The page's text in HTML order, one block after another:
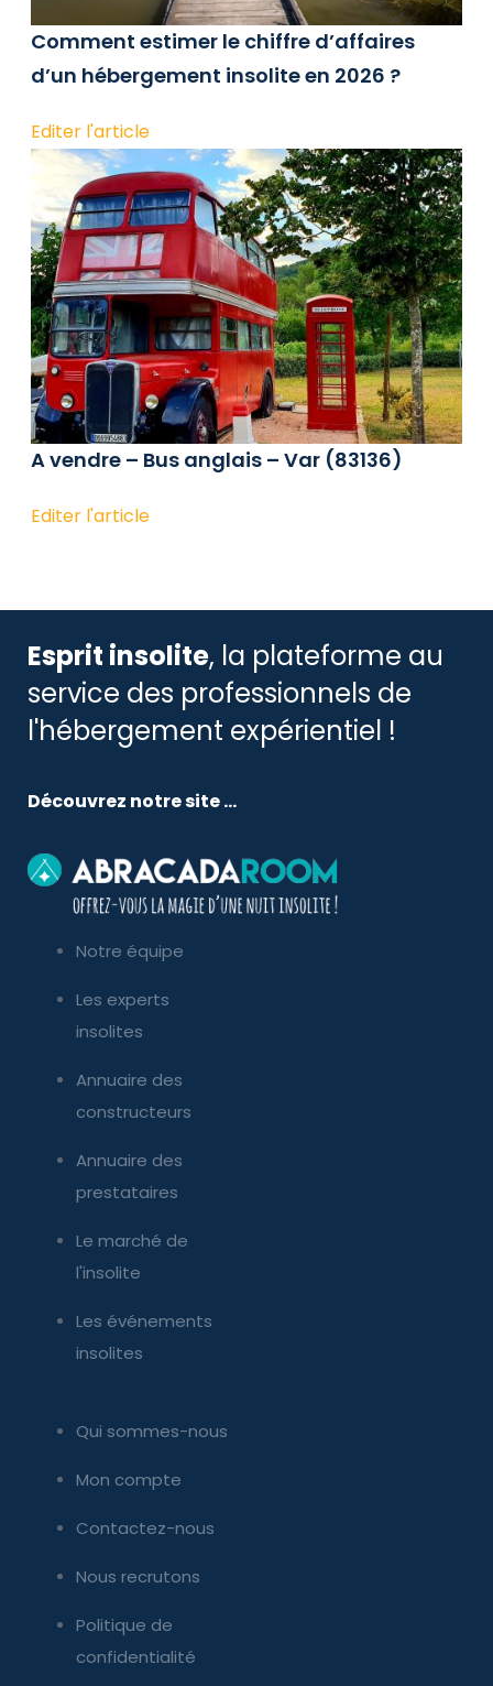
Comment estimer le chiffre d’affaires
d’un hébergement insolite en 2026 ?
Editer l'article
A vendre – Bus anglais – Var (83136)
Editer l'article
Esprit insolite, la plateforme au
service des professionnels de
l'hébergement expérientiel !
Découvrez notre site ...
Notre équipe
Les experts
insolites
Annuaire des
constructeurs
Annuaire des
prestataires
Le marché de
l'insolite
Les événements
insolites
Qui sommes-nous
Mon compte
Contactez-nous
Nous recrutons
Politique de
confidentialité